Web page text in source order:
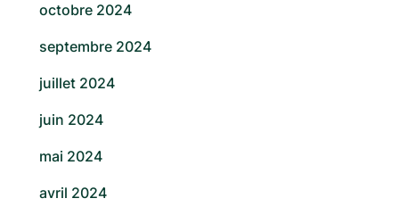
octobre 2024
septembre 2024
juillet 2024
juin 2024
mai 2024
avril 2024